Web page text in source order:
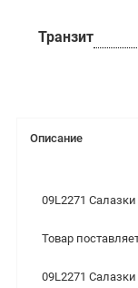
Транзит
Описание
09L2271
Товар
09L2271